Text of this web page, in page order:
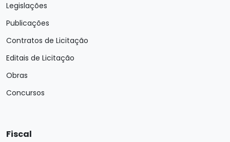
Legislações
Publicações
Contratos de Licitação
Editais de Licitação
Obras
Concursos
Fiscal